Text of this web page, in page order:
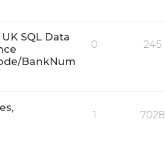
SQL Data
BankNum
0 245
1 7028